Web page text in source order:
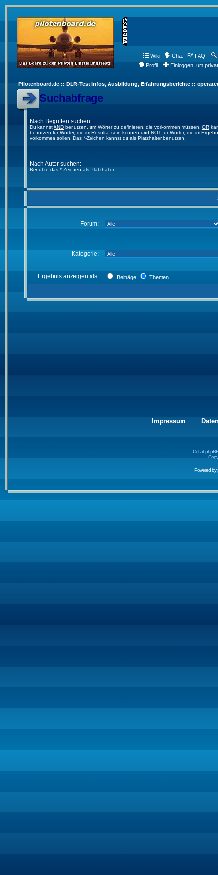
Wiki Chat FAQ
Profil
Einloggen, um
Pilotenboard.de :: DLR-Test Infos, Ausbildung, Erfahrungsberichte ::
Suchabfrage
Nach Begriffen suchen:
Du kannstAND benutzen, um Wörter zu definieren, die vorkommen müssen, OR
benutzen für Wörter, die im Resultat sein können und NOT für Wörter, die im
vorkommen sollen. Das *-Zeichen kannst du als Platzhalter benutzen.
Nach Autor suchen:
Benutze das *-Zeichen als Platzhalter
Forum:
Kategorie:
Ergebnis anzeigen als: Beiträge Themen
Impressum
Cobalt
Powered by